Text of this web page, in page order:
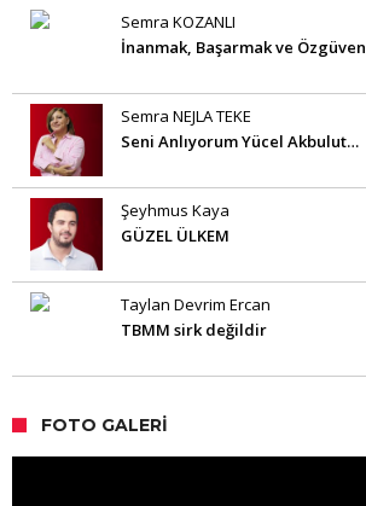
Semra KOZANLI
İnanmak, Başarmak ve Özgüven
Semra NEJLA TEKE
Seni Anlıyorum Yücel Akbulut…
Şeyhmus Kaya
GÜZEL ÜLKEM
Taylan Devrim Ercan
TBMM sirk değildir
FOTO GALERI